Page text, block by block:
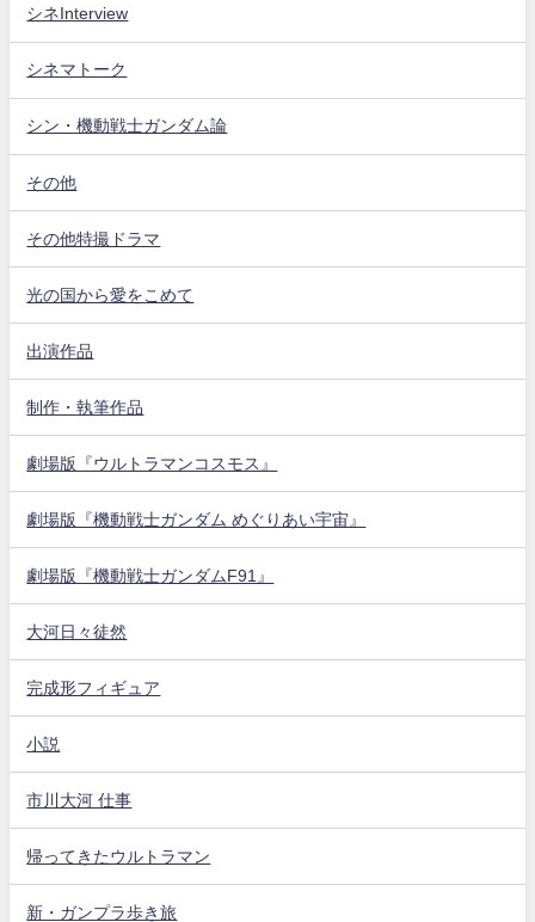
シネInterview
シネマトーク
シン・機動戦士ガンダム論
その他
その他特撮ドラマ
光の国から愛をこめて
出演作品
制作・執筆作品
劇場版『ウルトラマンコスモス』
劇場版『機動戦士ガンダム めぐりあい宇宙』
劇場版『機動戦士ガンダムF91』
大河日々徒然
完成形フィギュア
小説
市川大河 仕事
帰ってきたウルトラマン
新・ガンプラ歩き旅